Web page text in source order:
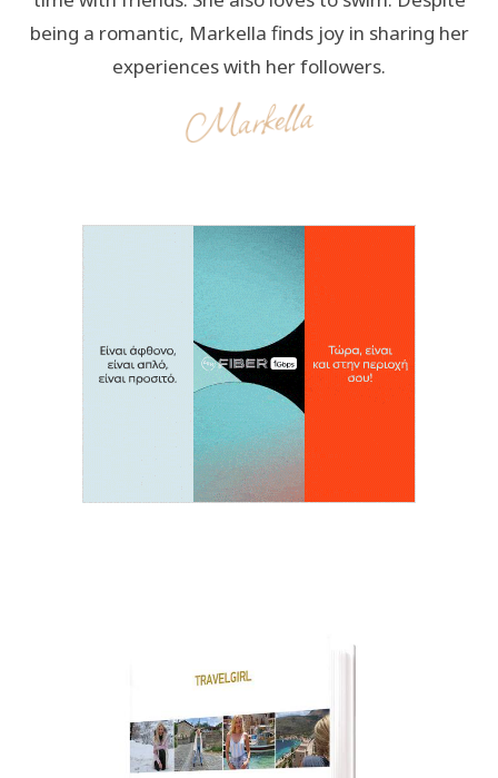
being a romantic, Markella finds joy in sharing her
experiences with her followers.